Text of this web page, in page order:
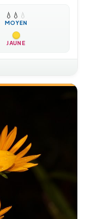
💧 💧 💧
MOYEN
JAUNE